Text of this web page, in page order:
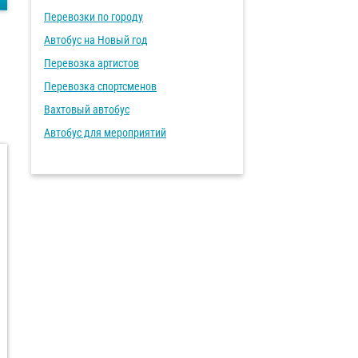
Перевозки по городу
Автобус на Новый год
Перевозка артистов
Перевозка спортсменов
Вахтовый автобус
Автобус для мероприятий